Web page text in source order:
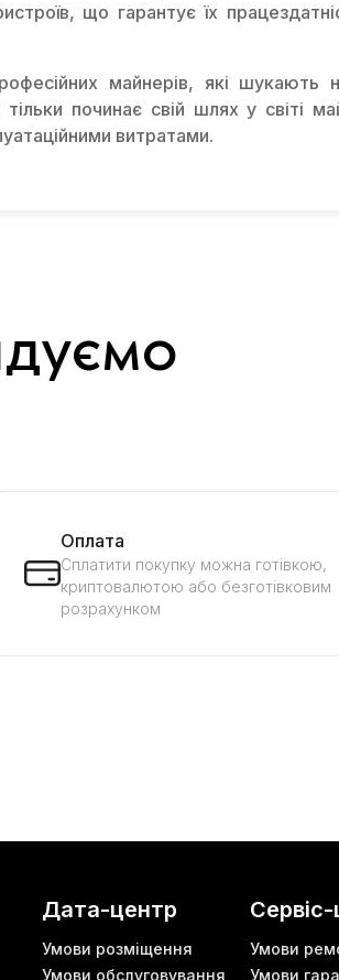
що гарантує їх
майнерів, які шукають
починає свій шлях у світі
витратами.
Оплата
Сплатити покупку можна готівкою,
криптовалютою або безготівковим
розрахунком
Дата-центр
Умови розміщення
Умови обслуговування
Умови
Умови